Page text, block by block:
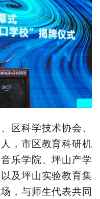
区科学技术协会、
，市区教育科研机
乐学院、坪山产学
及坪山实验教育集
，与师生代表共同